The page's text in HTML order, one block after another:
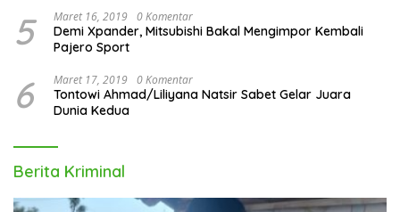
5 Maret 16, 2019 0 Komentar
Demi Xpander, Mitsubishi Bakal Mengimpor Kembali
Pajero Sport
6 Maret 17, 2019 0 Komentar
Tontowi Ahmad/Liliyana Natsir Sabet Gelar Juara
Dunia Kedua
Berita Kriminal